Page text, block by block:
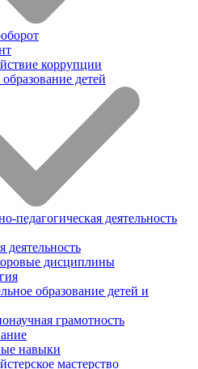
коррупции
детей
педагогическая деятельность
деятельность
дисциплины
образование детей и
грамотность
навыки
мастерство